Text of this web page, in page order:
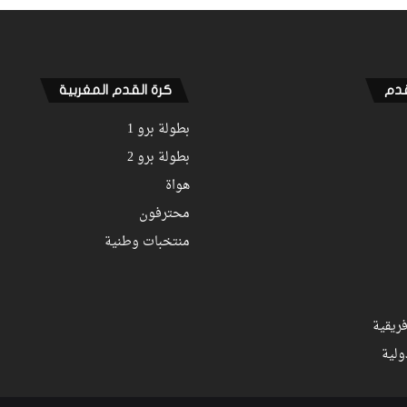
كرة القدم المغربية
بطولة برو 1
بطولة برو 2
هواة
محترفون
منتخبات وطنية